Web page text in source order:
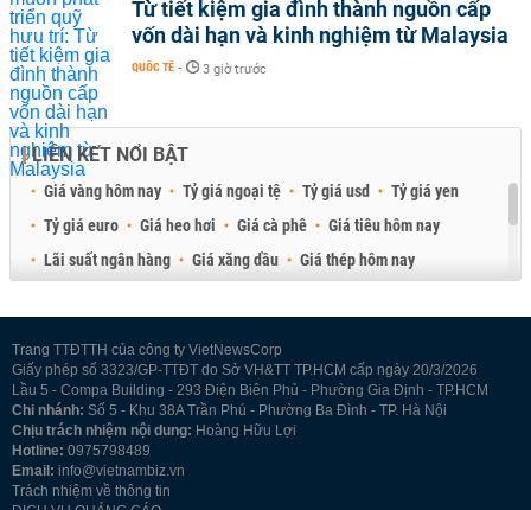
Từ tiết kiệm gia đình thành nguồn cấp
vốn dài hạn và kinh nghiệm từ Malaysia
QUỐC TẾ - 3 giờ trước
LIÊN KẾT NỔI BẬT
Giá vàng hôm nay Tỷ giá ngoại tệ Tỷ giá usd
Tỷ giá yen
Tỷ giá euro
Giá heo hơi Giá cà phê
Giá tiêu hôm nay
Lãi suất ngân hàng
Giá xăng dầu
Giá thép hôm nay
Trang TTĐTTH của công ty VietNewsCorp
Giấy phép số 3323/GP-TTĐT do Sở VH&TT TP.HCM cấp ngày 20/3/2026
Lầu 5 - Compa Building - 293 Điện Biên Phủ - Phường Gia Định - TP.HCM
Chi nhánh: Số 5 - Khu 38A Trần Phú - Phường Ba Đình - TP. Hà Nội
Chịu trách nhiệm nội dung: Hoàng Hữu Lợi
Hotline: 0975798489
Email: info@vietnambiz.vn
Trách nhiệm về thông tin